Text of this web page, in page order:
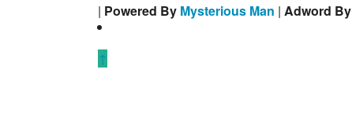
| Powered By Mysterious Man | Adword By
↑